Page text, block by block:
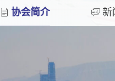
协会简介 新